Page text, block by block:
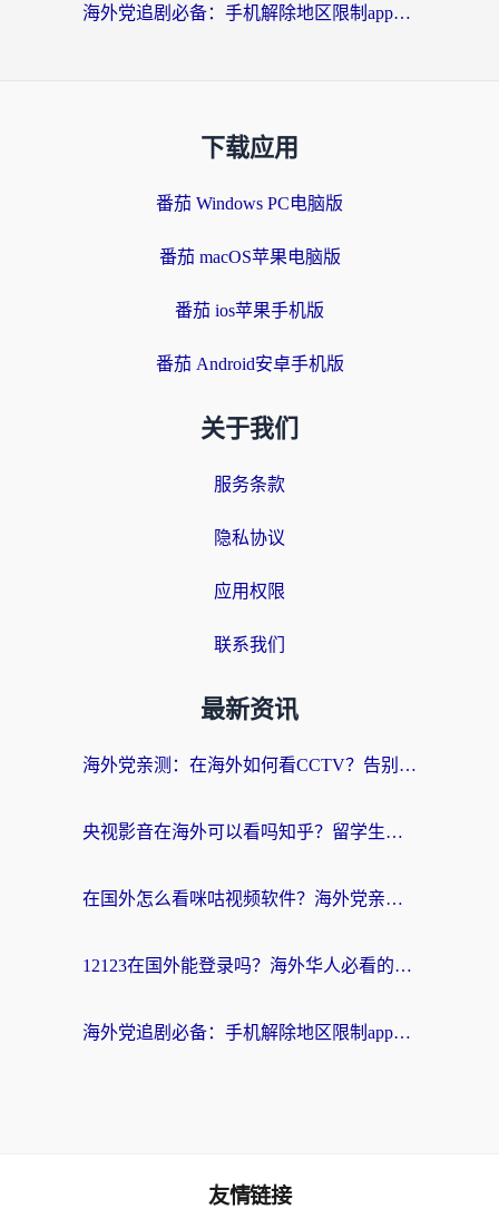
海外党追剧必备：手机解除地区限制app怎么选？解决央视视频&国内剧地区限制全指南
下载应用
番茄 Windows PC电脑版
番茄 macOS苹果电脑版
番茄 ios苹果手机版
番茄 Android安卓手机版
关于我们
服务条款
隐私协议
应用权限
联系我们
最新资讯
海外党亲测：在海外如何看CCTV？告别“仅限大陆播放”的实用指南
央视影音在海外可以看吗知乎？留学生亲测：3步解决地域限制+追剧自由
在国外怎么看咪咕视频软件？海外党亲测有效的回国加速方案
12123在国外能登录吗？海外华人必看的回国加速实用指南
海外党追剧必备：手机解除地区限制app怎么选？解决央视视频&国内剧地区限制全指南
友情链接